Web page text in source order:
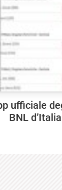
ufficiale
BNL d’Italia